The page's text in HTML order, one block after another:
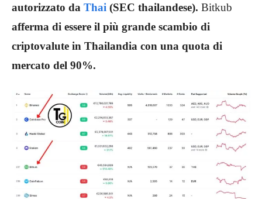
autorizzato da Thai (SEC thailandese). Bitkub
afferma di essere il più grande scambio di
criptovalute in Thailandia con una quota di
mercato del 90%.